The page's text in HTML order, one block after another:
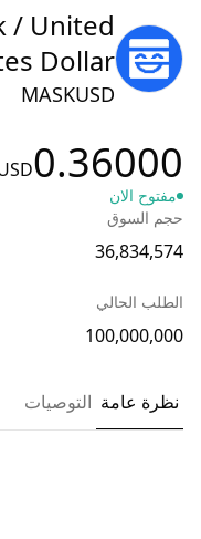
/ United
Dollar
MASKUSD
0.36000
مفتوح الان
حجم السوق
36,834,574
الطلب الحالي
100,000,000
نظرة عامة التوصيات